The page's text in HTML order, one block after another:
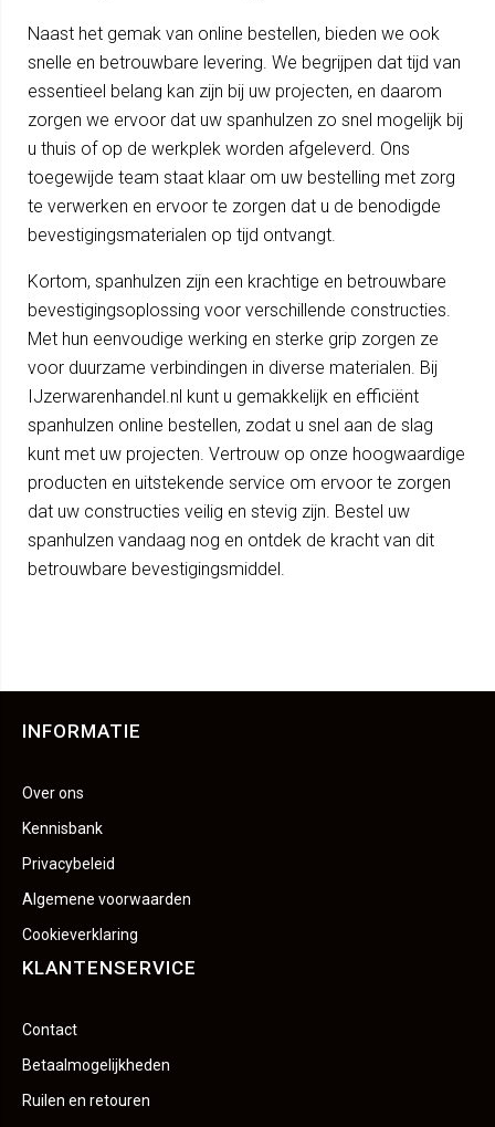
Naast het gemak van online bestellen, bieden we ook
snelle en betrouwbare levering. We begrijpen dat tijd van
essentieel belang kan zijn bij uw projecten, en daarom
zorgen we ervoor dat uw spanhulzen zo snel mogelijk bij
u thuis of op de werkplek worden afgeleverd. Ons
toegewijde team staat klaar om uw bestelling met zorg
te verwerken en ervoor te zorgen dat u de benodigde
bevestigingsmaterialen op tijd ontvangt.
Kortom, spanhulzen zijn een krachtige en betrouwbare
bevestigingsoplossing voor verschillende constructies.
Met hun eenvoudige werking en sterke grip zorgen ze
voor duurzame verbindingen in diverse materialen. Bij
IJzerwarenhandel.nl kunt u gemakkelijk en efficiënt
spanhulzen online bestellen, zodat u snel aan de slag
kunt met uw projecten. Vertrouw op onze hoogwaardige
producten en uitstekende service om ervoor te zorgen
dat uw constructies veilig en stevig zijn. Bestel uw
spanhulzen vandaag nog en ontdek de kracht van dit
betrouwbare bevestigingsmiddel.
INFORMATIE
Over ons
Kennisbank
Privacybeleid
Algemene voorwaarden
Cookieverklaring
KLANTENSERVICE
Contact
Betaalmogelijkheden
Ruilen en retouren